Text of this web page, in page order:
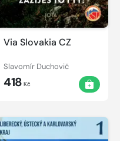
Via Slovakia CZ
Slavomír Duchovič
418 Kč